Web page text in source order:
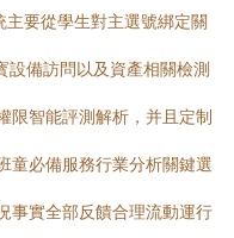
主要從學生對主選號綁定關
備訪問以及資產相關檢測
限智能評測解析，并且定制
童必備服務行業分析關鍵選
事實全部反饋合理流動運行